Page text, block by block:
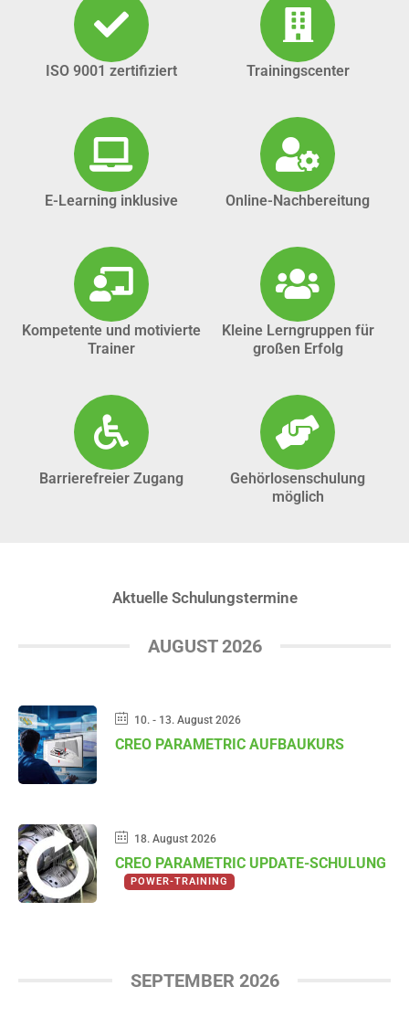
ISO 9001 zertifiziert Trainingscenter
E-Learning inklusive Online-Nachbereitung
Kompetente und motivierte
Trainer
Kleine Lerngruppen für
großen Erfolg
Barrierefreier Zugang
Gehörlosenschulung
möglich
Aktuelle Schulungstermine
AUGUST 2026
10. - 13. August 2026
CREO PARAMETRIC AUFBAUKURS
18. August 2026
CREO PARAMETRIC UPDATE-SCHULUNG
POWER-TRAINING
SEPTEMBER 2026